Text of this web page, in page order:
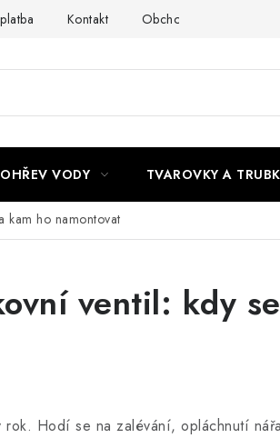
Kontakt Obchodní podmínky
VODY TVAROVKY A
kam ho namontovat
ventil: kdy
Hodí se na zalévání, opláchnutí